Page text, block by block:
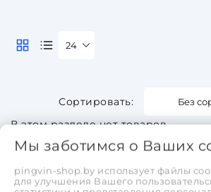
Без
24
В этом разделе нет товаров.
Мы заботимся о Ваших
pingvin-shop.by использует файлы
для улучшения Вашего